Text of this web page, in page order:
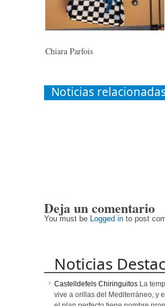
Chiara Parfois
Noticias
Deja un comentario
You must be Logged in to post
Noticias
Castelldefels Chiringuitos La
vive a orillas del Mediterráneo, y